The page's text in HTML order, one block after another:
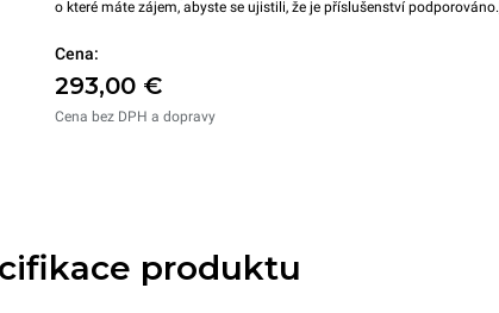
o které máte zájem, abyste se ujistili, že je příslušenství podporováno.
Cena:
293,00 €
Cena bez DPH a dopravy
produktu